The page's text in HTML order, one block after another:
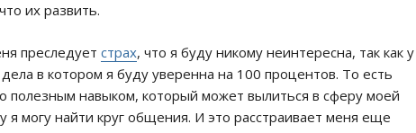
их развить.
преследует страх, что я буду никому неинтересна, так как у
в котором я буду уверенна на 100 процентов. То есть
полезным навыком, который может вылиться в сферу моей
могу найти круг общения. И это расстраивает меня еще